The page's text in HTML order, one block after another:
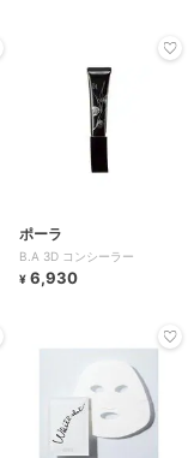
ポーラ
B.A 3D コンシーラー
¥ 6,930